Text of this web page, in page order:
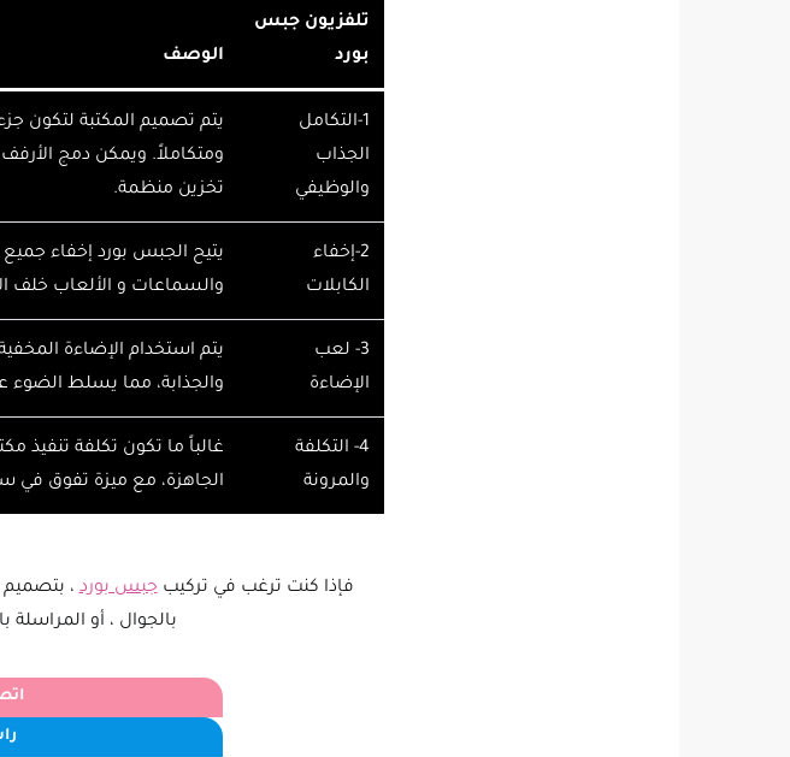
تلفزيون جبس
بورد
الوصف
1-​التكامل
الجذاب
والوظيفي
يتم تصميم المكتبة لتكون
ومتكاملاً. ويمكن دمج
تخزين منظمة.
2-​إخفاء
الكابلات
يتيح الجبس بورد إخفاء
والسماعات و الألعاب خلف
3- ​لعب
الإضاءة
يتم استخدام الإضاءة
والجذابة، مما يسلط الضوء
4- ​التكلفة
والمرونة
غالباً ما تكون تكلفة تنفيذ
الجاهزة، مع ميزة تفوق
​فإذا كنت ترغب في تركيبجبس بورد،
بالجوال ، أو المراسلة